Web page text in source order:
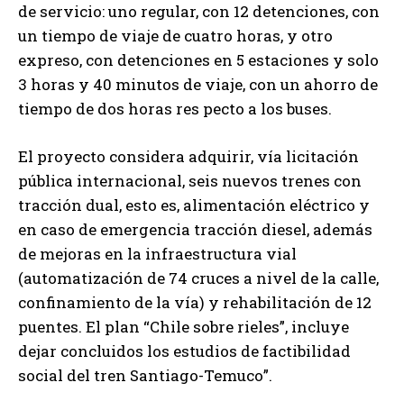
de servicio: uno regular, con 12 detenciones, con
un tiempo de viaje de cuatro horas, y otro
expreso, con detenciones en 5 estaciones y solo
3 horas y 40 minutos de viaje, con un ahorro de
tiempo de dos horas res pecto a los buses.
El proyecto considera adquirir, vía licitación
pública internacional, seis nuevos trenes con
tracción dual, esto es, alimentación eléctrico y
en caso de emergencia tracción diesel, además
de mejoras en la infraestructura vial
(automatización de 74 cruces a nivel de la calle,
confinamiento de la vía) y rehabilitación de 12
puentes. El plan “Chile sobre rieles”, incluye
dejar concluidos los estudios de factibilidad
social del tren Santiago-Temuco”.